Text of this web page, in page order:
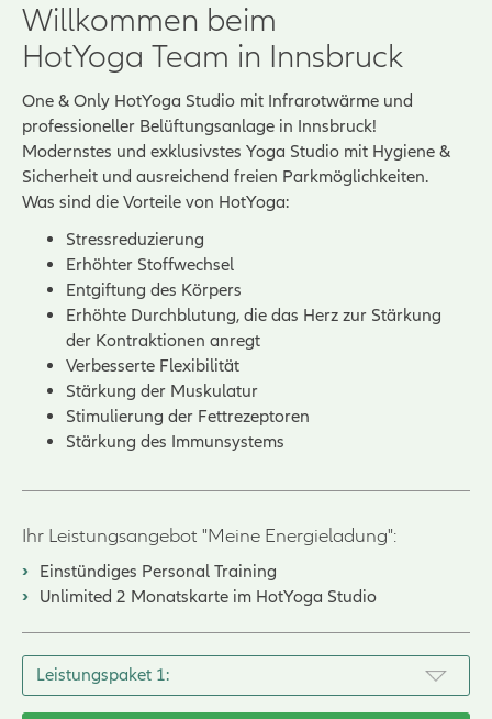
Willkommen beim
HotYoga Team in Innsbruck
One & Only HotYoga Studio mit Infrarotwärme und
professioneller Belüftungsanlage in Innsbruck!
Modernstes und exklusivstes Yoga Studio mit Hygiene &
Sicherheit und ausreichend freien Parkmöglichkeiten.
Was sind die Vorteile von HotYoga:
Stressreduzierung
Erhöhter Stoffwechsel
Entgiftung des Körpers
Erhöhte Durchblutung, die das Herz zur Stärkung
der Kontraktionen anregt
Verbesserte Flexibilität
Stärkung der Muskulatur
Stimulierung der Fettrezeptoren
Stärkung des Immunsystems
Ihr Leistungsangebot "Meine Energieladung":
Einstündiges Personal Training
Unlimited 2 Monatskarte im HotYoga Studio